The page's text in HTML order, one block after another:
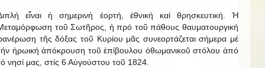
εἶναι ἡ σημερινή ἑορτή, ἐθνική καί θρησκευτική. Ἡ
τοῦ Σωτῆρος, ἡ πρό τοῦ πάθους θαυματουργική
τῆς δόξας τοῦ Κυρίου μᾶς συνεορτάζεται σήμερα μέ
ἡρωική ἀπόκρουση τοῦ ἐπίβουλου ὀθωμανικοῦ στόλου ἀπό
νησί μας, στίς 6 Αὐγούστου τοῦ 1824.